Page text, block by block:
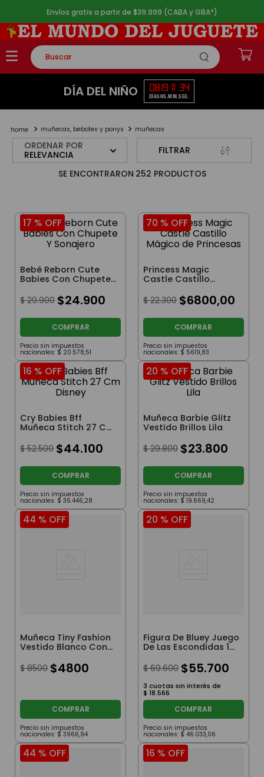
Envíos gratis a partir de $39.999 (CABA y GBA*)
Buscar
TÉRMINOS MÁS BUSCADOS
3.
peluche
4.
monopatin
DÍA DEL NIÑO 08
DÍAS
19
HS.
11
MIN.
34
SEG.
muñecas, bebotes y ponys muñecas
ORDENAR POR
RELEVANCIA
FILTRAR
252 PRODUCTOS
17 % OFF
Bebé Reborn Cute
Babies Con Chupete
$ 29.900 $24.900
COMPRAR
Precio sin impuestos
nacionales: $ 20.578,51
70 % OFF
Princess Magic
Castle Castillo
$ 22.300 $6800,00
COMPRAR
Precio sin impuestos
nacionales: $ 5619,83
16 % OFF
Cry Babies Bff
Muñeca Stitch 27 Cm
$ 52.500 $44.100
COMPRAR
Precio sin impuestos
nacionales: $ 36.446,28
20 % OFF
Muñeca Barbie Glitz
Vestido Brillos Lila
$ 29.800 $23.800
COMPRAR
Precio sin impuestos
nacionales: $ 19.669,42
44 % OFF
Muñeca Tiny Fashion
Vestido Blanco Con
$ 8500 $4800
COMPRAR
Precio sin impuestos
nacionales: $ 3966,94
20 % OFF
Figura De Bluey Juego
De Las Escondidas 12
$ 69.600 $55.700
3 cuotas sin interés de
$ 18.566
COMPRAR
Precio sin impuestos
nacionales: $ 46.033,06
44 % OFF 16 % OFF